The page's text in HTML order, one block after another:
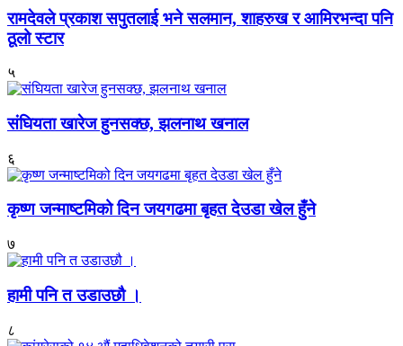
रामदेवले प्रकाश सपुतलाई भने सलमान, शाहरुख र आमिरभन्दा पनि
ठूलो स्टार
५
संघियता खारेज हुनसक्छ, झलनाथ खनाल
६
कृष्ण जन्माष्टमिको दिन जयगढमा बृहत देउडा खेल हुँने
७
हामी पनि त उडाउछौ ।
८